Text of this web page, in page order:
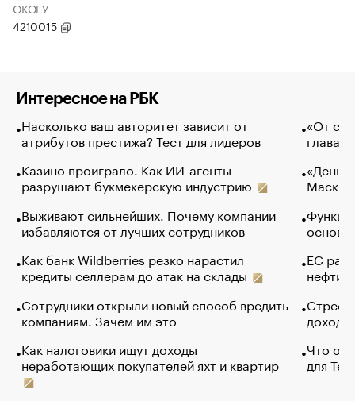
ОКОГУ
4210015
Интересное на РБК
Насколько ваш авторитет зависит от
атрибутов престижа? Тест для лидеров
Казино проиграло. Как ИИ-агенты
разрушают букмекерскую индустрию
Выживают сильнейших. Почему компании
избавляются от лучших сотрудников
Как банк Wildberries резко нарастил
кредиты селлерам до атак на склады
Сотрудники открыли новый способ вредить
компаниям. Зачем им это
Как налоговики ищут доходы
неработающих покупателей яхт и квартир
«От
глава
Маск в
основ
ЕС
нефти
Что
для